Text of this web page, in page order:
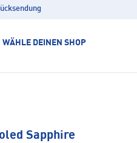
WÄHLE DEINEN SHOP
Sapphire